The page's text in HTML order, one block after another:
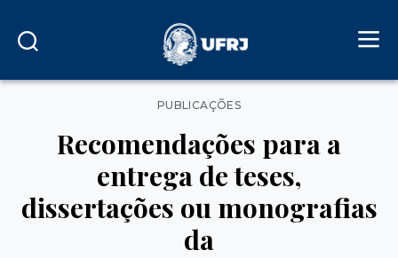
Categorias
PUBLICAÇÕES
Recomendações para a
entrega de teses,
dissertações ou monografias
da